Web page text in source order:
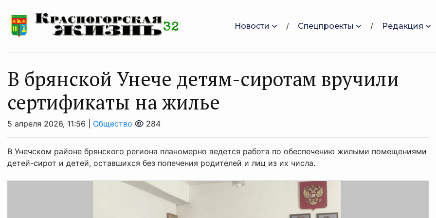
Новости Спецпроекты Редакция
В брянской Унече детям-сиротам вручили
сертификаты на жилье
5 апреля 2026, 11:56 | Общество 284
В Унечском районе брянского региона планомерно ведется работа по обеспечению жилыми помещениями
детей-сирот и детей, оставшихся без попечения родителей и лиц из их числа.